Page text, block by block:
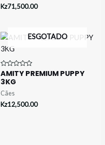
Kz71,500.00
ESGOTADO
Avaliação
0
de
5
AMITY PREMIUM PUPPY
3KG
Cães
Kz12,500.00